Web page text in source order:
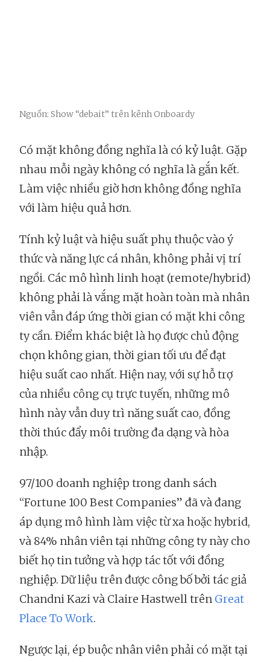
Nguồn: Show “debait” trên kênh Onboardy
Có mặt không đồng nghĩa là có kỷ luật. Gặp
nhau mỗi ngày không có nghĩa là gắn kết.
Làm việc nhiều giờ hơn không đồng nghĩa
với làm hiệu quả hơn.
Tính kỷ luật và hiệu suất phụ thuộc vào ý
thức và năng lực cá nhân, không phải vị trí
ngồi. Các mô hình linh hoạt (remote/hybrid)
không phải là vắng mặt hoàn toàn mà nhân
viên vẫn đáp ứng thời gian có mặt khi công
ty cần. Điểm khác biệt là họ được chủ động
chọn không gian, thời gian tối ưu để đạt
hiệu suất cao nhất. Hiện nay, với sự hỗ trợ
của nhiều công cụ trực tuyến, những mô
hình này vẫn duy trì năng suất cao, đồng
thời thúc đẩy môi trường đa dạng và hòa
nhập.
97/100 doanh nghiệp trong danh sách
“Fortune 100 Best Companies” đã và đang
áp dụng mô hình làm việc từ xa hoặc hybrid,
và 84% nhân viên tại những công ty này cho
biết họ tin tưởng và hợp tác tốt với đồng
nghiệp. Dữ liệu trên được công bố bởi tác giả
Chandni Kazi và Claire Hastwell trên Great
Place To Work.
Ngược lại, ép buộc nhân viên phải có mặt tại